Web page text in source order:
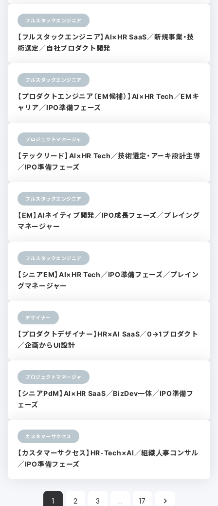
フルスタックエンジニア
【フルスタックエンジニア】AI×HR SaaS／新規事業・技
術選定／自社プロダクト開発
フルスタックエンジニア
【プロダクトエンジニア（EM候補）】AI×HR Tech／EMキ
ャリア／IPO準備フェーズ
プロジェクトマネージャ
【テックリード】AI×HR Tech／技術選定・アーキ設計主導
／IPO準備フェーズ
フルスタックエンジニア
【EM】AIネイティブ開発／IPO成長フェーズ／プレイング
マネージャー
フルスタックエンジニア
【シニアEM】AI×HR Tech／IPO準備フェーズ／プレイン
グマネージャー
デザイナー
【プロダクトデザイナー】HR×AI SaaS／0→1プロダクト
／企画からUI設計
プロジェクトマネージャ
【シニアPdM】AI×HR SaaS／BizDev一体／IPO準備フ
ェーズ
カスタマーサクセス
【カスタマーサクセス】HR-Tech×AI／組織人事コンサル
／IPO準備フェーズ
1 2 3 ... 17